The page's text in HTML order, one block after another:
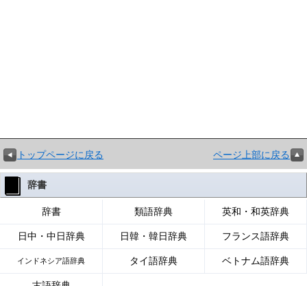
トップページに戻る ページ上部に戻る
辞書
辞書 類語辞典 英和・和英辞典
日中・中日辞典 日韓・韓日辞典 フランス語辞典
インドネシア語辞典 タイ語辞典 ベトナム語辞典